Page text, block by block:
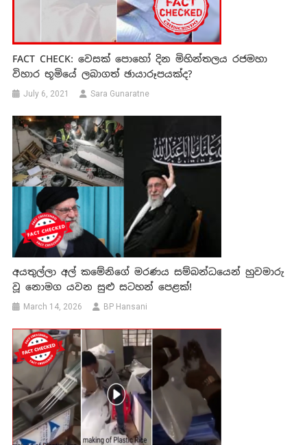
FACT CHECK: වෙසක් පොහෝ දින මිහින්තලය රජමහා
විහාර භූමියේ ලබාගත් ඡායාරූපයක්ද?
July 6, 2021 Sara Gunaratne
අයතුල්ලා අල් කමේනිගේ මරණය සම්බන්ධයෙන් හුවමාරු
වූ නොමග යවන සුළු සටහන් පෙළක්!
March 14, 2026 BP Hansani